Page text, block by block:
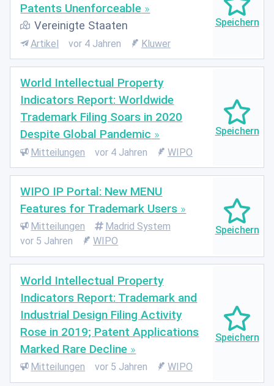
Patents Unenforceable
Vereinigte Staaten
Artikel vor 4 Jahren Kluwer
World Intellectual Property
Indicators Report: Worldwide
Trademark Filing Soars in 2020
Despite Global Pandemic
Mitteilungen vor 4 Jahren WIPO
WIPO IP Portal: New MENU
Features for Trademark Users
Mitteilungen
Madrid System
vor 5 Jahren
WIPO
World Intellectual Property
Indicators Report: Trademark and
Industrial Design Filing Activity
Rose in 2019; Patent Applications
Marked Rare Decline
Mitteilungen vor 5 Jahren WIPO